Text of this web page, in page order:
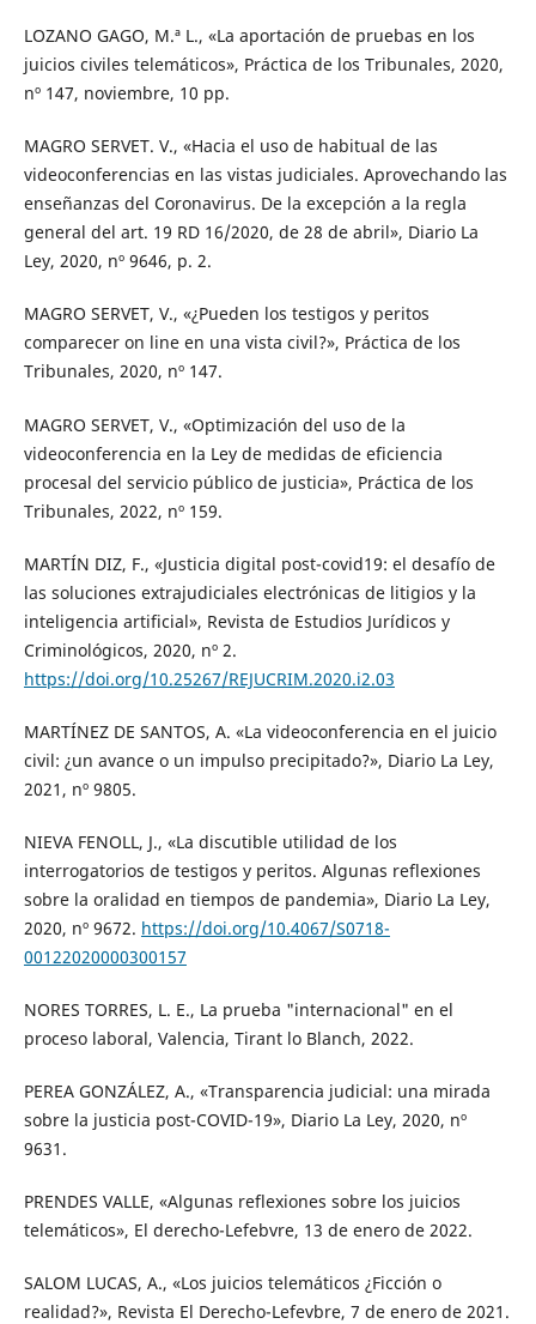
LOZANO GAGO, M.ª L., «La aportación de pruebas en los
juicios civiles telemáticos», Práctica de los Tribunales, 2020,
nº 147, noviembre, 10 pp.
MAGRO SERVET. V., «Hacia el uso de habitual de las
videoconferencias en las vistas judiciales. Aprovechando las
enseñanzas del Coronavirus. De la excepción a la regla
general del art. 19 RD 16/2020, de 28 de abril», Diario La
Ley, 2020, nº 9646, p. 2.
MAGRO SERVET, V., «¿Pueden los testigos y peritos
comparecer on line en una vista civil?», Práctica de los
Tribunales, 2020, nº 147.
MAGRO SERVET, V., «Optimización del uso de la
videoconferencia en la Ley de medidas de eficiencia
procesal del servicio público de justicia», Práctica de los
Tribunales, 2022, nº 159.
MARTÍN DIZ, F., «Justicia digital post-covid19: el desafío de
las soluciones extrajudiciales electrónicas de litigios y la
inteligencia artificial», Revista de Estudios Jurídicos y
Criminológicos, 2020, nº 2.
https://doi.org/10.25267/REJUCRIM.2020.i2.03
MARTÍNEZ DE SANTOS, A. «La videoconferencia en el juicio
civil: ¿un avance o un impulso precipitado?», Diario La Ley,
2021, nº 9805.
NIEVA FENOLL, J., «La discutible utilidad de los
interrogatorios de testigos y peritos. Algunas reflexiones
sobre la oralidad en tiempos de pandemia», Diario La Ley,
2020, nº 9672. https://doi.org/10.4067/S0718-
00122020000300157
NORES TORRES, L. E., La prueba "internacional" en el
proceso laboral, Valencia, Tirant lo Blanch, 2022.
PEREA GONZÁLEZ, A., «Transparencia judicial: una mirada
sobre la justicia post-COVID-19», Diario La Ley, 2020, nº
9631.
PRENDES VALLE, «Algunas reflexiones sobre los juicios
telemáticos», El derecho-Lefebvre, 13 de enero de 2022.
SALOM LUCAS, A., «Los juicios telemáticos ¿Ficción o
realidad?», Revista El Derecho-Lefevbre, 7 de enero de 2021.